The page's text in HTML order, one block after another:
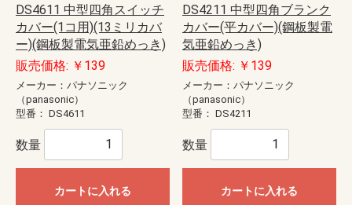
DS4611 中型四角スイッチ
カバー(1コ用)(13ミリカバ
ー)(鋼板製電気亜鉛めっき)
販売価格: ￥139
メーカー：パナソニック
（panasonic）
型番： DS4611
数量
カートに入れる
DS4211 中型四角ブランク
カバー(平カバー)(鋼板製電
気亜鉛めっき)
販売価格: ￥139
メーカー：パナソニック
（panasonic）
型番： DS4211
数量
カートに入れる